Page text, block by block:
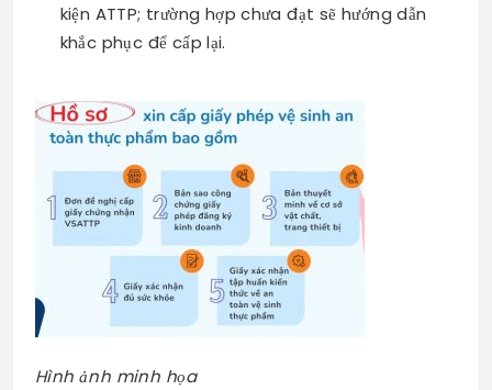
kiện ATTP; trường hợp chưa đạt sẽ hướng dẫn
khắc phục để cấp lại.
Hình ảnh minh họa